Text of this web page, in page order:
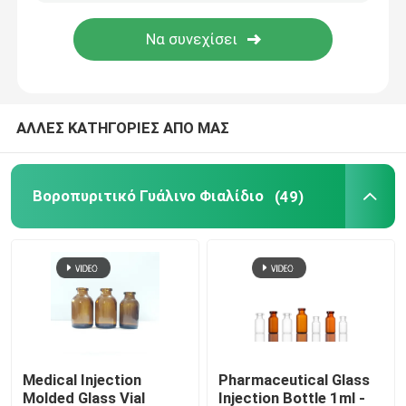
Επισκεψή εργοστασίου
Επικοινωνήστε μαζί μας
Ειδήσεις
ιστολόγιο
σωληνοειδή φιαλίδια γυαλιού
ΑΛΛΕΣ ΚΑΤΗΓΟΡΙΕΣ ΑΠΟ ΜΑΣ
Βοροπυριτικό Γυάλινο Φιαλίδιο (49)
Medical Injection
Molded Glass Vial
Pharmaceutical Glass
Injection Bottle 1ml -